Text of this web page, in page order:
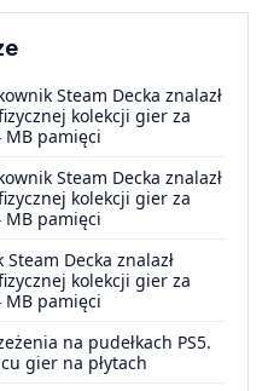
Steam Decka znalazł
kolekcji gier za
MB pamięci
Steam Decka znalazł
kolekcji gier za
MB pamięci
Steam Decka znalazł
kolekcji gier za
MB pamięci
na pudełkach PS5.
gier na płytach